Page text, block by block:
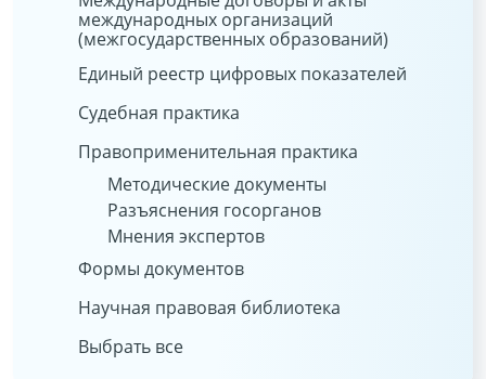
международных организаций
(межгосударственных образований)
Единый реестр цифровых показателей
Судебная практика
Правоприменительная практика
Методические документы
Разъяснения госорганов
Мнения экспертов
Формы документов
Научная правовая библиотека
Выбрать все